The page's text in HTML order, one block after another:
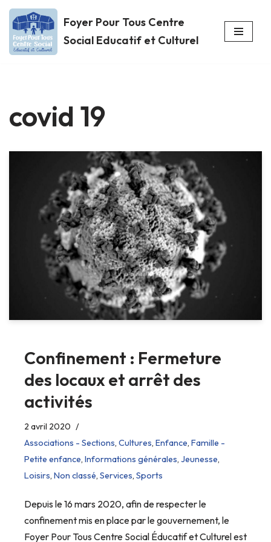
Aller
au
Foyer Pour Tous Centre
Social Educatif et Culturel
covid 19
Confinement : Fermeture
des locaux et arrêt des
activités
2 avril 2020
Associations - Sections, Cultures, Enfance, Famille -
Petite enfance, Informations générales, Jeunesse,
Loisirs, Non classé, Services, Sports
Depuis le 16 mars 2020, afin de respecter le
confinement mis en place par le gouvernement, le
Foyer Pour Tous Centre Social Éducatif et Culturel est